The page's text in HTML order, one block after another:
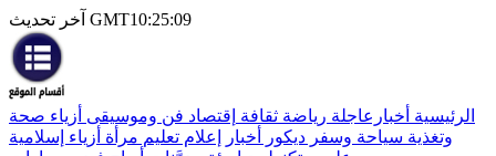
آخر تحديث GMT10:25:09
الرئيسية أخبارعاجلة رياضة ثقافة إقتصاد فن وموسيقى أزياء صحة
وتغذية سياحة وسفر ديكور أخبار إعلام تعليم مرأة أزياء إسلامية